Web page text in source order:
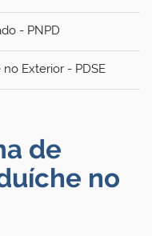
- PNPD
Exterior - PDSE
de
no